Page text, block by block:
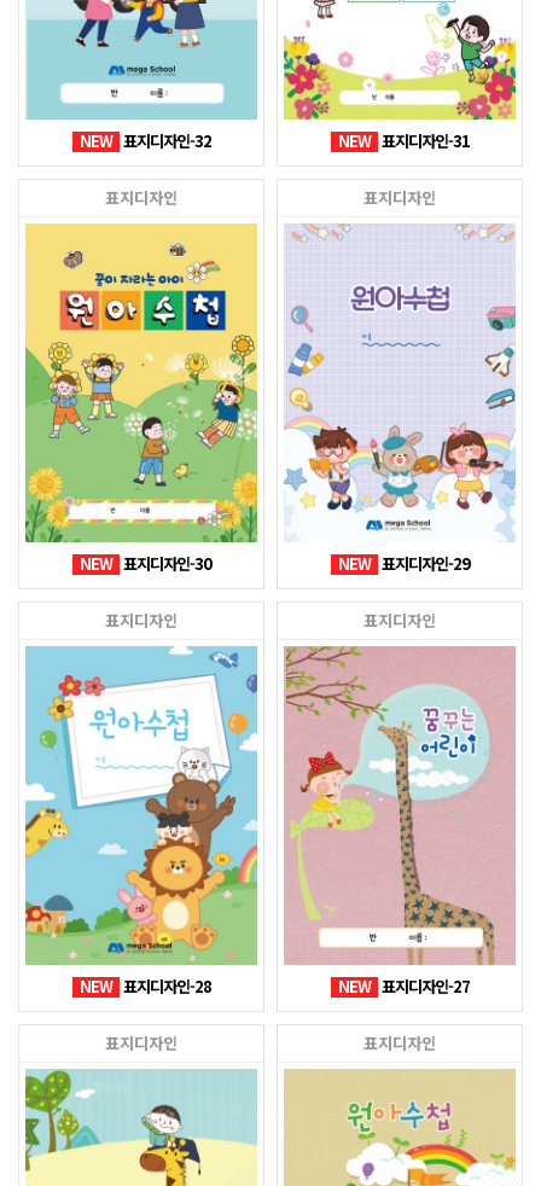
NEW 표지디자인-32 NEW 표지디자인-31
표지디자인
NEW 표지디자인-30
표지디자인
NEW 표지디자인-29
표지디자인
NEW 표지디자인-28
표지디자인
NEW 표지디자인-27
표지디자인 표지디자인